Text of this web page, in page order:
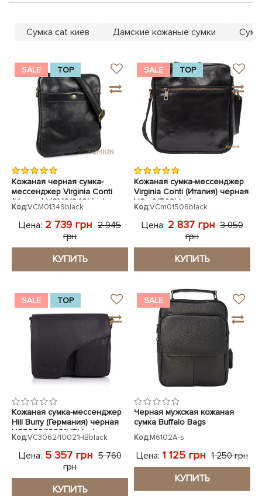
Показать все
Показать все
ЧЕХЛЫ ДЛЯ НОУТБУКОВ
Показать все
Сумка cat киев Дамские кожаные сумки
SALE TOP
Кожаная черная сумка-
мессенджер Virginia Conti
(Италия) VCM01349black
Код:VCM01349black
Цена: 2 739 грн 2 945
грн
КУПИТЬ
SALE TOP
Кожаная сумка-мессенджер
Virginia Conti (Италия) черная
VCm01508black
Код:VCm01508black
Цена: 2 837 грн 3 050
грн
КУПИТЬ
SALE TOP
Кожаная сумка-мессенджер
Hill Burry (Германия) черная
VC3062/10021HBblack
Код:VC3062/10021HBblack
Цена: 5 357 грн 5 760
грн
КУПИТЬ
SALE
Черная мужская кожаная
сумка Buffalo Bags
Код:M6102A-s
Цена: 1 125 грн 1 250 грн
КУПИТЬ